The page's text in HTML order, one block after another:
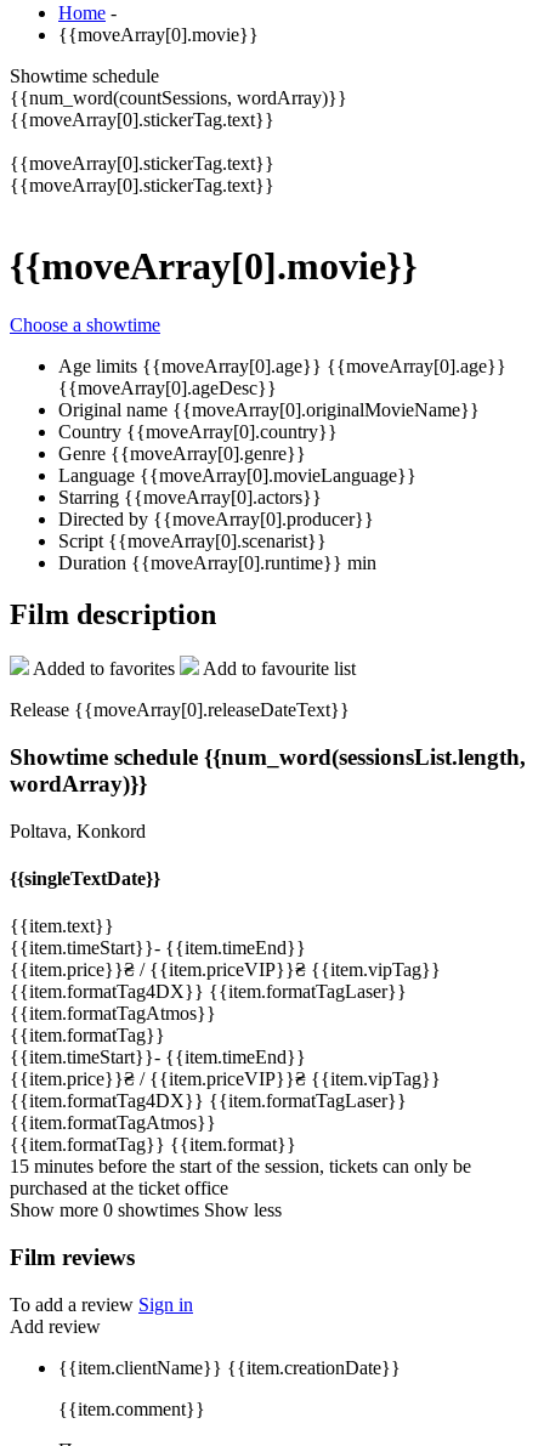
Home -
{{moveArray[0].movie}}
Showtime schedule
{{num_word(countSessions, wordArray)}}
{{moveArray[0].stickerTag.text}}
{{moveArray[0].stickerTag.text}}
{{moveArray[0].stickerTag.text}}
{{moveArray[0].movie}}
Choose a showtime
Age limits {{moveArray[0].age}} {{moveArray[0].age}}
{{moveArray[0].ageDesc}}
Original name {{moveArray[0].originalMovieName}}
Country {{moveArray[0].country}}
Genre {{moveArray[0].genre}}
Language {{moveArray[0].movieLanguage}}
Starring {{moveArray[0].actors}}
Directed by {{moveArray[0].producer}}
Script {{moveArray[0].scenarist}}
Duration {{moveArray[0].runtime}} min
Film description
Added to favorites
Add to favourite list
Release {{moveArray[0].releaseDateText}}
Showtime schedule {{num_word(sessionsList.length,
wordArray)}}
Poltava, Konkord
{{singleTextDate}}
{{item.text}}
{{item.timeStart}}- {{item.timeEnd}}
{{item.price}}₴ / {{item.priceVIP}}₴ {{item.vipTag}}
{{item.formatTag4DX}} {{item.formatTagLaser}}
{{item.formatTagAtmos}}
{{item.formatTag}}
{{item.timeStart}}- {{item.timeEnd}}
{{item.price}}₴ / {{item.priceVIP}}₴ {{item.vipTag}}
{{item.formatTag4DX}} {{item.formatTagLaser}}
{{item.formatTagAtmos}}
{{item.formatTag}} {{item.format}}
15 minutes before the start of the session, tickets can only be
purchased at the ticket office
Show more 0 showtimes Show less
Film reviews
To add a review Sign in
Add review
{{item.clientName}} {{item.creationDate}}
{{item.comment}}